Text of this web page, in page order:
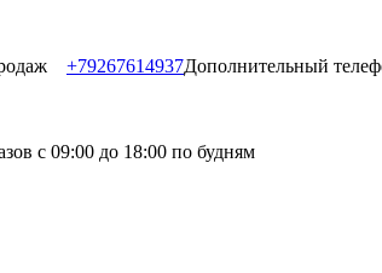
+79267614937Дополнительный
с 09:00 до 18:00 по будням